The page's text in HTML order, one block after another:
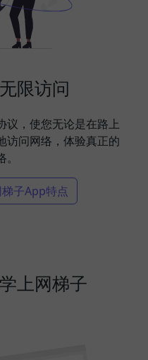
限访问
议，使您无论是在路上
访问网络，体验真正的
子App特点
上网梯子